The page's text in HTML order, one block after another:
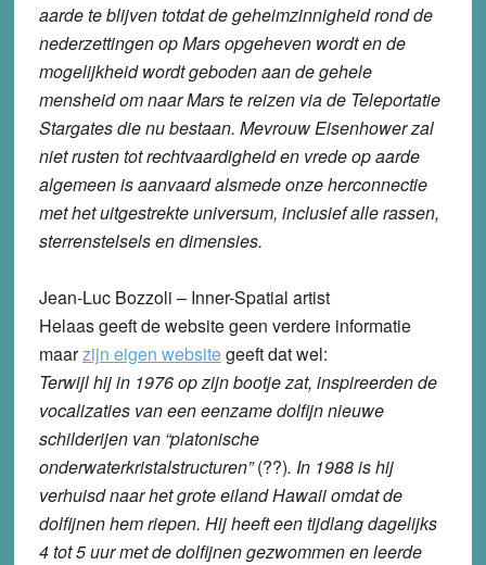
aarde te blijven totdat de geheimzinnigheid rond de
nederzettingen op Mars opgeheven wordt en de
mogelijkheid wordt geboden aan de gehele
mensheid om naar Mars te reizen via de Teleportatie
Stargates die nu bestaan. Mevrouw Eisenhower zal
niet rusten tot rechtvaardigheid en vrede op aarde
algemeen is aanvaard alsmede onze herconnectie
met het uitgestrekte universum, inclusief alle rassen,
sterrenstelsels en dimensies.
Jean-Luc Bozzoli – Inner-Spatial artist
Helaas geeft de website geen verdere informatie
maarzijn eigen websitegeeft dat wel:
Terwijl hij in 1976 op zijn bootje zat, inspireerden de
vocalizaties van een eenzame dolfijn nieuwe
schilderijen van “platonische
onderwaterkristalstructuren”(??). In 1988 is hij
verhuisd naar het grote eiland Hawaii omdat de
dolfijnen hem riepen. Hij heeft een tijdlang dagelijks
4 tot 5 uur met de dolfijnen gezwommen en leerde